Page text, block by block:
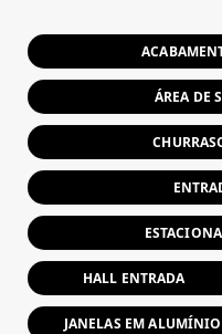
ÁREA DE
HALL ENTRADA
JANELAS EM ALUMÍNIO